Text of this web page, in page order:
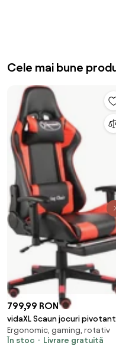
Cele mai bune
799,99 RON
vidaXL Scaun jocuri
suport de picioare, roșu, PVC
Ergonomic, gaming, rotativ
În stoc
Livrare gratuită